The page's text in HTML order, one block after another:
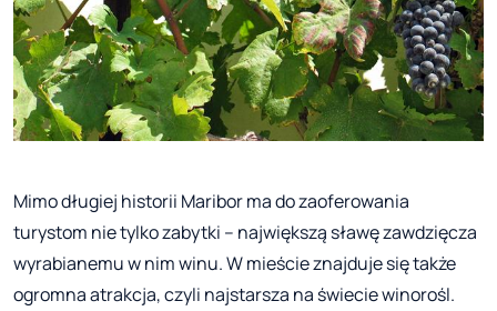
Mimo długiej historii Maribor ma do zaoferowania
turystom nie tylko zabytki – największą sławę zawdzięcza
wyrabianemu w nim winu. W mieście znajduje się także
ogromna atrakcja, czyli najstarsza na świecie winorośl.